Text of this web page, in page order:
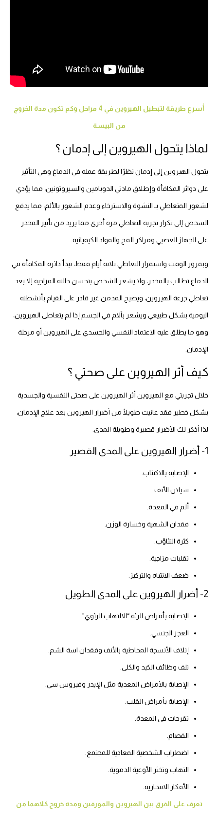
أسرع طريقة لتبطيل الهيروين في 4 مراحل وكم تكون مدة الخروج
من البيسة
لماذا يتحول الهيروين إلى إدمان ؟
يتحول الهيروين إلى إدمان نظرًا لطريقة عمله في الدماغ وهي التأثير
على دوائر المكافأة وإطلاق مادتي الدوبامين والسيروتونين، مما يؤدي
لشعور المتعاطي بـ النشوة والاسترخاء وعدم الشعور بالألم، مما يدفع
الشخص إلى تكرار تجربة التعاطي مرة أخرى مما يزيد من تأثير المخدر
على الجهاز العصبي ومراكز المخ والمواد الكيميائية.
وبمرور الوقت واستمرار التعاطي ثلاثة أيام فقط، تبدأ دائرة المكافأة في
الدماغ تطالب بالمخدر، ولا يشعر الشخص بتحسن حالته المزاجية إلا بعد
تعاطي جرعة الهيروين، ويصبح المدمن غير قادر على القيام بأنشطته
اليومية بشكل طبيعي ويشعر بآلام في الجسم إذا لم يتعاطى الهيروين،
وهو ما يطلق عليه الاعتماد النفسي والجسدي على الهيروين أو مرحلة
الإدمان.
كيف أثر الهيروين على صحتي ؟
خلال تجربتي مع الهيروين أثر الهيروين على صحتى النفسية والجسدية
بشكل خطير فقد عانيت طويلًا من أضرار الهيروين بعد علاج الإدمان،
لذا أذكر لك الأضرار قصيرة وطويلة المدى:
1- أضرار الهيروين على المدى القصير
الإصابة بالاكتئاب.
سيلان الأنف.
ألم في المعدة.
فقدان الشهية وخسارة الوزن.
كثرة التثاؤب.
تقلبات مزاجية.
ضعف الانتباه والتركيز.
2- أضرار الهيروين على المدى الطويل
الإصابة بأمراض الرئة “الالتهاب الرئوي”.
العجز الجنسي.
إتلاف الأنسجة المخاطية بالأنف وفقدان اسة الشم.
تلف وظائف الكبد والكلى.
الإصابة بالأمراض المعدية مثل الإيدز وفيروس سي.
الإصابة بأمراض القلب.
تقرحات في المعدة.
الفصام.
اضطراب الشخصية المعادية للمجتمع.
التهاب وتخثر الأوعية الدموية.
الأفكار الانتحارية.
تعرف على الفرق بين الهيروين والمورفين ومدة خروج كلاهما من